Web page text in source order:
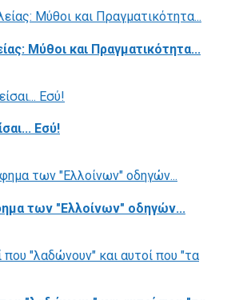
Μύθοι και Πραγματικότητα...
Εσύ!
των "Ελλοίνων" οδηγών...